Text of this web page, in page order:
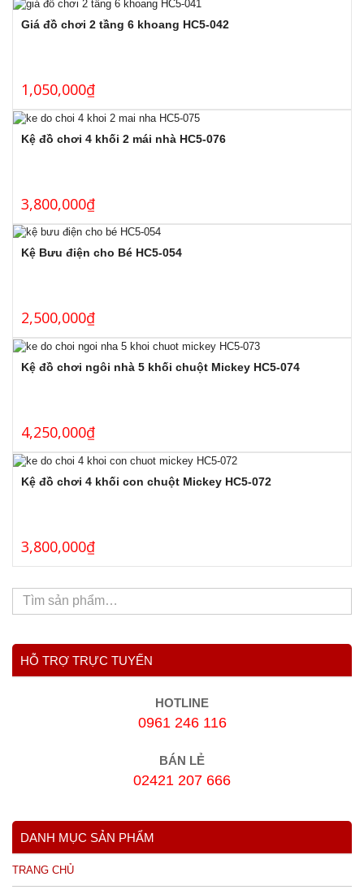
Giá đồ chơi 2 tầng 6 khoang HC5-042
1,050,000₫
Kệ đồ chơi 4 khối 2 mái nhà HC5-076
3,800,000₫
Kệ Bưu điện cho Bé HC5-054
2,500,000₫
Kệ đồ chơi ngôi nhà 5 khối chuột Mickey HC5-074
4,250,000₫
Kệ đồ chơi 4 khối con chuột Mickey HC5-072
3,800,000₫
HỖ TRỢ TRỰC TUYẾN
HOTLINE
0961 246 116
BÁN LẺ
02421 207 666
DANH MỤC SẢN PHẨM
TRANG CHỦ